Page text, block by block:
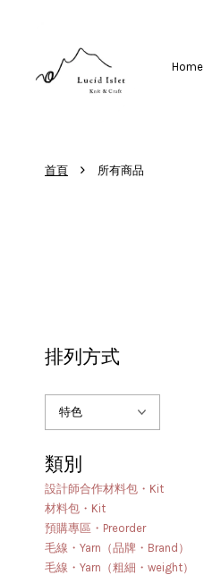
Home
首頁 › 所有商品
排列方式
類別
設計師合作材料包・Kit
材料包・Kit
預購專區・Preorder
毛線・Yarn（品牌・Brand）
毛線・Yarn（粗細・weight）